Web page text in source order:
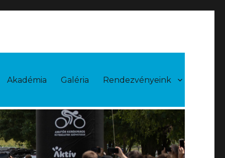
Akadémia Galéria Rendezvényeink